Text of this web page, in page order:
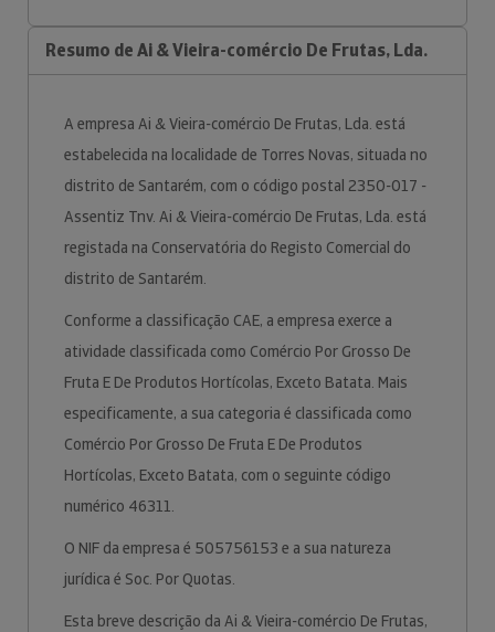
Resumo de Ai & Vieira-comércio De Frutas, Lda.
A empresa Ai & Vieira-comércio De Frutas, Lda. está
estabelecida na localidade de Torres Novas, situada no
distrito de Santarém, com o código postal 2350-017 -
Assentiz Tnv. Ai & Vieira-comércio De Frutas, Lda. está
registada na Conservatória do Registo Comercial do
distrito de Santarém.
Conforme a classificação CAE, a empresa exerce a
atividade classificada como Comércio Por Grosso De
Fruta E De Produtos Hortícolas, Exceto Batata. Mais
especificamente, a sua categoria é classificada como
Comércio Por Grosso De Fruta E De Produtos
Hortícolas, Exceto Batata, com o seguinte código
numérico 46311.
O NIF da empresa é 505756153 e a sua natureza
jurídica é Soc. Por Quotas.
Esta breve descrição da Ai & Vieira-comércio De Frutas,